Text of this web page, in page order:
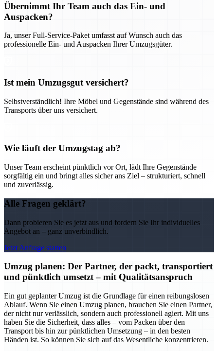
Übernimmt Ihr Team auch das Ein- und
Auspacken?
Ja, unser Full-Service-Paket umfasst auf Wunsch auch das
professionelle Ein- und Auspacken Ihrer Umzugsgüter.
Ist mein Umzugsgut versichert?
Selbstverständlich! Ihre Möbel und Gegenstände sind während des
Transports über uns versichert.
Wie läuft der Umzugstag ab?
Unser Team erscheint pünktlich vor Ort, lädt Ihre Gegenstände
sorgfältig ein und bringt alles sicher ans Ziel – strukturiert, schnell
und zuverlässig.
Alle Fragen geklärt?
Dann probieren Sie es jetzt aus und fordern Sie Ihr individuelles
Angebot an – ganz unverbindlich.
Jetzt Anfrage starten
Umzug planen: Der Partner, der packt, transportiert
und pünktlich umsetzt – mit Qualitätsanspruch
Ein gut geplanter Umzug ist die Grundlage für einen reibungslosen
Ablauf. Wenn Sie einen Umzug planen, brauchen Sie einen Partner,
der nicht nur verlässlich, sondern auch professionell agiert. Mit uns
haben Sie die Sicherheit, dass alles – vom Packen über den
Transport bis hin zur pünktlichen Umsetzung – in den besten
Händen ist. So können Sie sich auf das Wesentliche konzentrieren.